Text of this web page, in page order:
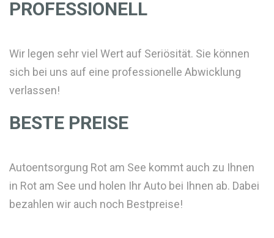
PROFESSIONELL
Wir legen sehr viel Wert auf Seriösität. Sie können
sich bei uns auf eine professionelle Abwicklung
verlassen!
BESTE PREISE
Autoentsorgung Rot am See kommt auch zu Ihnen
in Rot am See und holen Ihr Auto bei Ihnen ab. Dabei
bezahlen wir auch noch Bestpreise!